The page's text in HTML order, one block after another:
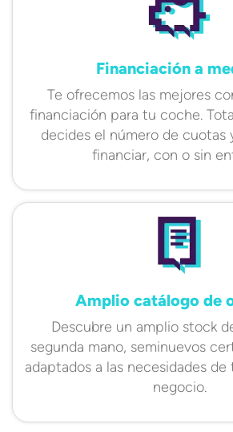
Financiación a
Te ofrecemos las mejores
financiación para tu coche.
decides el número de cuotas
financiar, con o sin
Amplio catálogo de
Descubre un amplio stock
segunda mano, seminuevos
adaptados a las necesidades
negocio.